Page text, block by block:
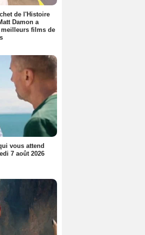
de l'Histoire
Damon a
films de
vous attend
7 août 2026